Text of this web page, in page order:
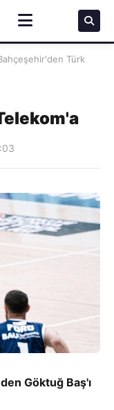
Türk
Göktuğ Baş'ı